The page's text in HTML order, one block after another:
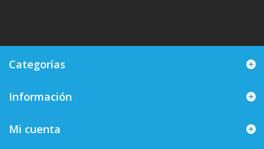
Categorías
Información
Mi cuenta